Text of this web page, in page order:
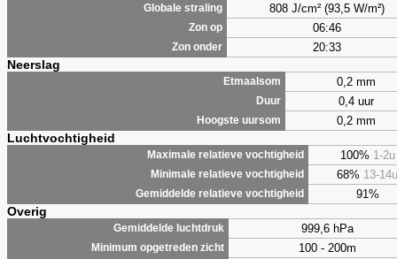
Globale straling 808 J/cm² (93,5 W/m²)
Zon op 06:46
Zon onder 20:33
Neerslag
Etmaalsom 0,2 mm
Duur 0,4 uur
Hoogste uursom 0,2 mm
Luchtvochtigheid
Maximale relatieve vochtigheid 100% 1-2u
Minimale relatieve vochtigheid 68% 13-14u
Gemiddelde relatieve vochtigheid 91%
Overig
Gemiddelde luchtdruk 999,6 hPa
Minimum opgetreden zicht 100 - 200m